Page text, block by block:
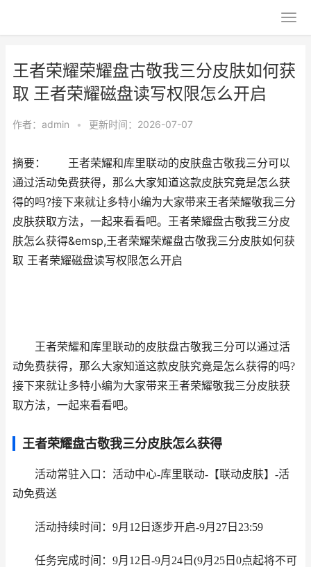
王者荣耀荣耀盘古敬我三分皮肤如何获
取 王者荣耀磁盘读写权限怎么开启
作者： admin • 更新时间：2026-07-07
摘要： 王者荣耀和库里联动的皮肤盘古敬我三分可以
通过活动免费获得，那么大家知道这款皮肤究竟是怎么获
得的吗?接下来就让多特小编为大家带来王者荣耀敬我三分
皮肤获取方法，一起来看看吧。王者荣耀盘古敬我三分皮
肤怎么获得&emsp,王者荣耀荣耀盘古敬我三分皮肤如何获
取 王者荣耀磁盘读写权限怎么开启
王者荣耀和库里联动的皮肤盘古敬我三分可以通过活
动免费获得，那么大家知道这款皮肤究竟是怎么获得的吗?
接下来就让多特小编为大家带来王者荣耀敬我三分皮肤获
取方法，一起来看看吧。
王者荣耀盘古敬我三分皮肤怎么获得
活动常驻入口：活动中心-库里联动-【联动皮肤】-活
动免费送
活动持续时间：9月12日逐步开启-9月27日23:59
任务完成时间：9月12日-9月24日(9月25日0点起将不可